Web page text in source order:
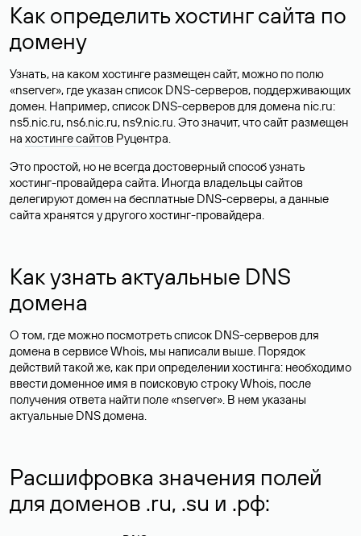
Как определить хостинг сайта по
домену
Узнать, на каком хостинге размещен сайт, можно по полю
«nserver», где указан список DNS-серверов, поддерживающих
домен. Например, список DNS-серверов для домена nic.ru:
ns5.nic.ru, ns6.nic.ru, ns9.nic.ru. Это значит, что сайт размещен
на хостинге сайтов Руцентра.
Это простой, но не всегда достоверный способ узнать
хостинг-провайдера сайта. Иногда владельцы сайтов
делегируют домен на бесплатные DNS-серверы, а данные
сайта хранятся у другого хостинг-провайдера.
Как узнать актуальные DNS
домена
О том, где можно посмотреть список DNS-серверов для
домена в сервисе Whois, мы написали выше. Порядок
действий такой же, как при определении хостинга: необходимо
ввести доменное имя в поисковую строку Whois, после
получения ответа найти поле «nserver». В нем указаны
актуальные DNS домена.
Расшифровка значения полей
для доменов .ru, .su и .рф: